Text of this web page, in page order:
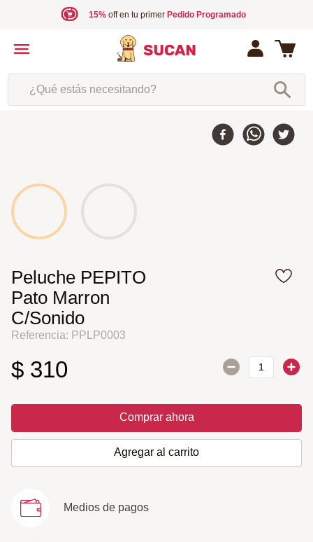
15%off en tu primer Pedido Programado
¿Qué estás necesitando?
Peluche PEPITO
Pato Marron
C/Sonido
Referencia: PPLP0003
$ 310
Comprar ahora
Agregar al carrito
Medios de pagos